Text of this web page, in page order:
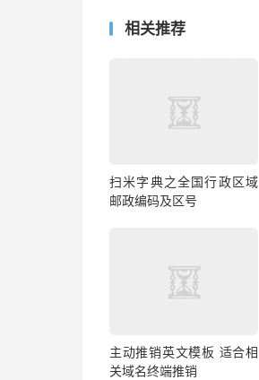
相关推荐
扫米字典之全国行政区域
邮政编码及区号
主动推销英文模板 适合相
关域名终端推销